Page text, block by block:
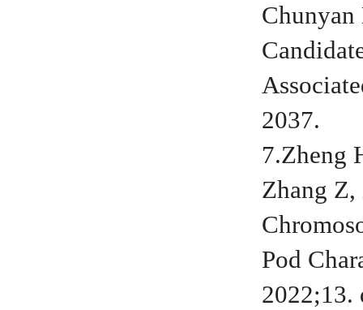
2037.
7.Zheng
Zhang
Pod
2022;13.